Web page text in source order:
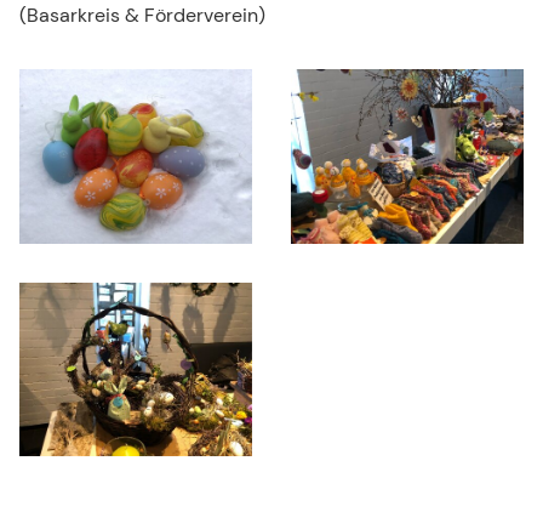
(Basarkreis & Förderverein)